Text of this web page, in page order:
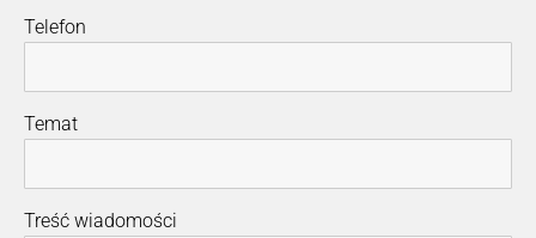
Telefon
Temat
Treść wiadomości